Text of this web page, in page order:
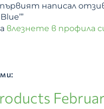
написал
влезнете в профила